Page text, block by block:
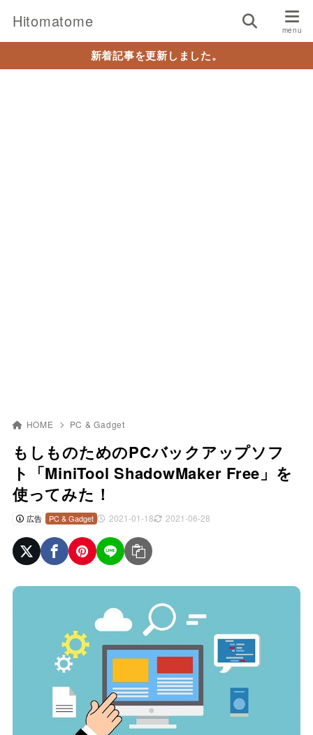
Hitomatome
新着記事を更新しました。
HOME PC & Gadget
もしものためのPCバックアップソフ
ト「MiniTool ShadowMaker Free」を
使ってみた！
広告 2021-01-18 2021-06-28
PC & Gadget